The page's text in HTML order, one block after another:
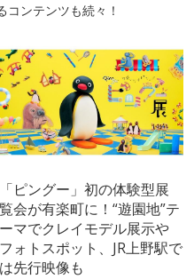
ンテンツも続々！
「ピングー」初の体験型展
覧会が有楽町に！“遊園地”テ
ーマでクレイモデル展示や
フォトスポット、JR上野駅で
は先行映像も